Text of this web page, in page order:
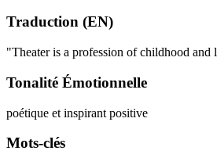
Traduction (EN)
"Theater is a profession of childhood and
Tonalité Émotionnelle
poétique et inspirant positive
Mots-clés